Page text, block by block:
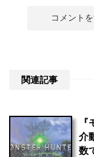
関連記事
介
数